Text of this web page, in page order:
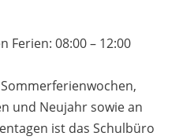
Ferien: 08:00 – 12:00
und Neujahr sowie an
ist das Schulbüro